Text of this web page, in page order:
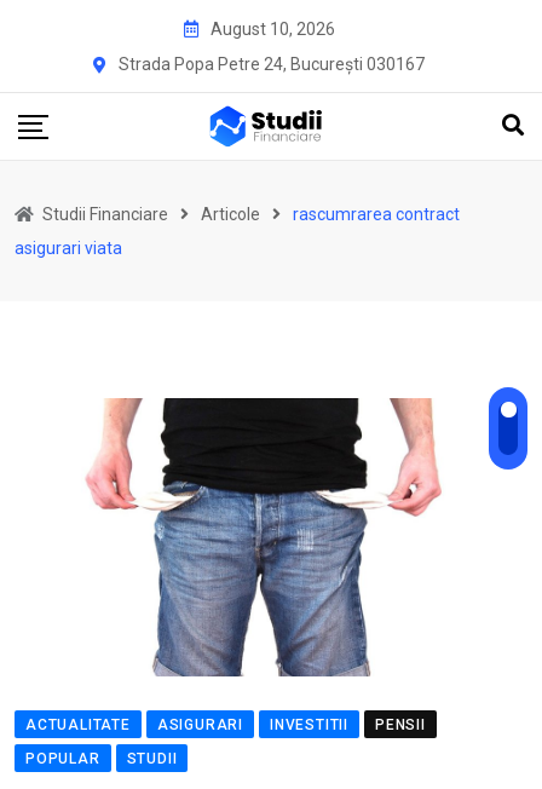
August 10, 2026
Strada Popa Petre 24, București 030167
Studii Financiare Articole
rascumrarea contract
asigurari viata
ACTUALITATE ASIGURARI INVESTITII
PENSII
POPULAR
STUDII